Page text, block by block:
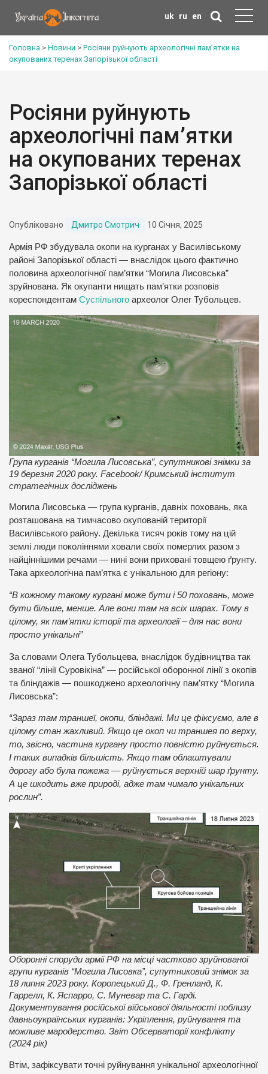
uk ru en
Головна > Новини > Росіяни руйнують археологічні пам’ятки на
окупованих теренах Запорізької області
Росіяни руйнують
археологічні пам’ятки
на окупованих теренах
Запорізької області
Опубліковано Дмитро Смотрич 10 Січня, 2025
Армія РФ збудувала окопи на курганах у Василівському
районі Запорізької області — внаслідок цього фактично
половина археологічної пам’ятки “Могила Лисовська”
зруйнована. Як окупанти нищать пам’ятки розповів
кореспондентам Суспільного археолог Олег Тубольцев.
Група курганів “Могила Лисовська”, супутникові знімки за
19 березня 2020 року. Facebook/ Кримський інститут
стратегічних досліджень
Могила Лисовська — група курганів, давніх поховань, яка
розташована на тимчасово окупованій території
Василівського району. Декілька тисяч років тому на цій
землі люди поколіннями ховали своїх померлих разом з
найціннішими речами — нині вони приховані товщею ґрунту.
Така археологічна пам’ятка є унікальною для регіону:
“В кожному такому кургані може бути і 50 поховань, може
бути більше, менше. Але вони там на всіх шарах. Тому в
цілому, як пам’ятки історії та археології – для нас вони
просто унікальні”
За словами Олега Тубольцева, внаслідок будівництва так
званої “лінії Суровікіна” — російської оборонної лінії з окопів
та бліндажів — пошкоджено археологічну пам’ятку “Могила
Лисовська”:
“Зараз там траншеї, окопи, бліндажі. Ми це фіксуємо, але в
цілому стан жахливий. Якщо це окоп чи траншея по верху,
то, звісно, частина кургану просто повністю руйнується.
І таких випадків більшість. Якщо там облаштували
дорогу або була пожежа — руйнується верхній шар ґрунту.
А це шкодить вже природі, адже там чимало унікальних
рослин”.
Оборонні споруди армії РФ на місці частково зруйнованої
групи курганів “Могила Лисовка”, супутниковий знімок за
18 липня 2023 року. Коропецький Д., Ф. Гренланд, К.
Гаррелл, К. Яспарро, С. Муневар та С. Гарді.
Документування російської військової діяльності поблизу
давньоукраїнських курганів: Укріплення, руйнування та
можливе мародерство. Звіт Обсерваторії конфлікту
(2024 рік)
Втім, зафіксувати точні руйнування унікальної археологічної